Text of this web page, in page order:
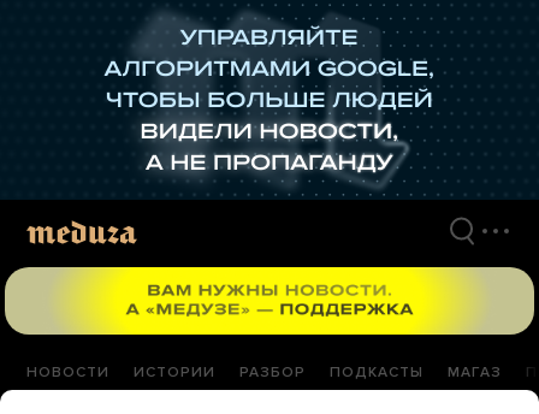
НОВОСТИ ИСТОРИИ РАЗБОР ПОДКАСТЫ МАГАЗ